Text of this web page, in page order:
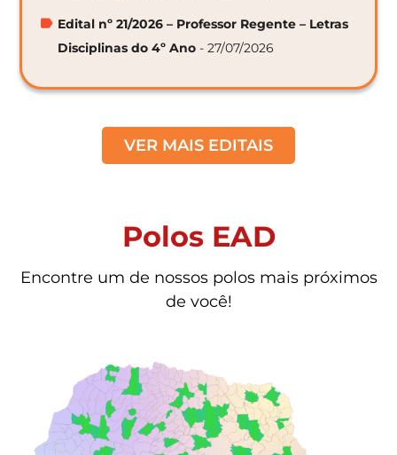
Edital nº 21/2026 – Professor Regente – Letras
Disciplinas do 4º Ano - 27/07/2026
VER MAIS EDITAIS
Polos EAD
Encontre um de nossos polos mais próximos
de você!